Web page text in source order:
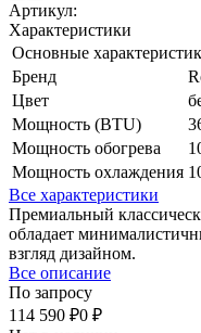
Артикул:
Характеристики
Основные
Бренд
Цвет
Мощность (BTU)
Мощность обогрева
Мощность охлаждения
Все характеристики
Премиальный
обладает
взгляд дизайном.
Все описание
По запросу
114 590 ₽0 ₽